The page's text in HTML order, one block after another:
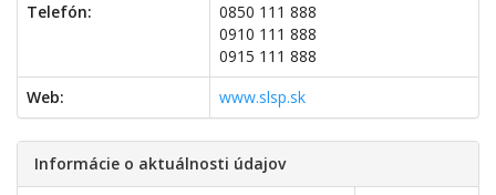
Telefón:
0850 111 888
0910 111 888
0915 111 888
Web:
www.slsp.sk
Informácie o aktuálnosti údajov